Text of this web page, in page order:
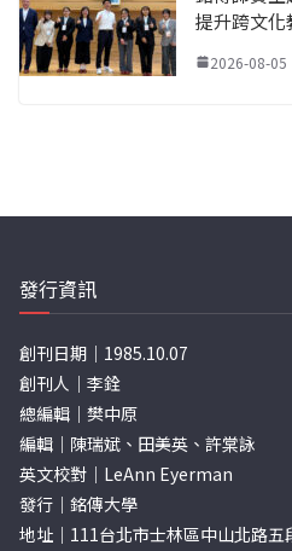
提升跨文化
2026-08-05
發行資訊
創刊日期｜1985.10.07
創刊人｜李銓
總編輯｜樊中原
編輯｜陳瑞斌、田美英、許棠詠
英文校對｜LeAnn Eyerman
發行｜銘傳大學
地址｜111台北市士林區中山北路五